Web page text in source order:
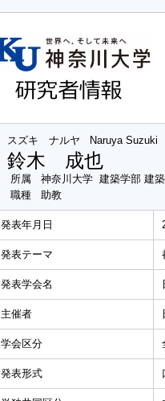
スズキ ナルヤ Naruya Suzuki
鈴木 成也
所属
神奈川大学 建築学部 建
職種
助教
発表年月日
発表テーマ
発表学会名
主催者
学会区分
発表形式